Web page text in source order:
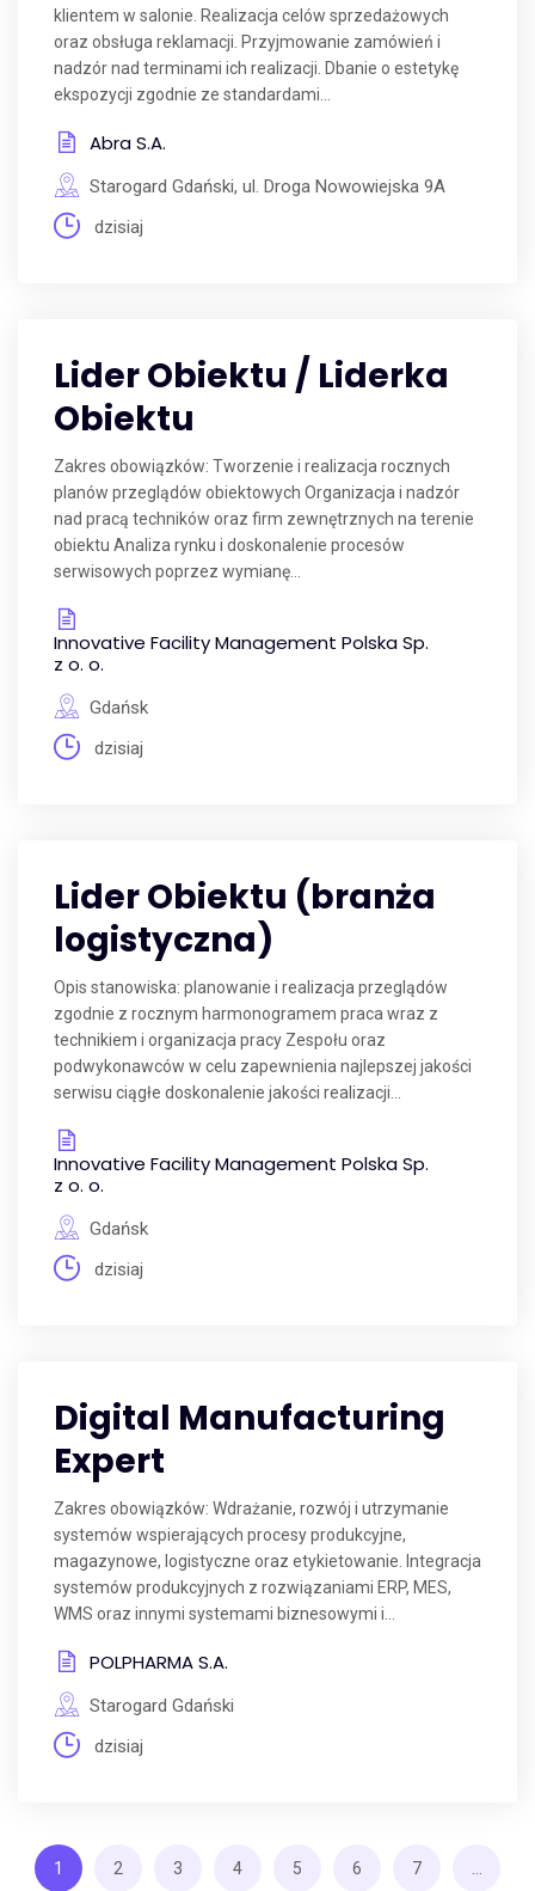
klientem w salonie. Realizacja celów sprzedażowych
oraz obsługa reklamacji. Przyjmowanie zamówień i
nadzór nad terminami ich realizacji. Dbanie o estetykę
ekspozycji zgodnie ze standardami...
Abra S.A.
Starogard Gdański, ul. Droga Nowowiejska 9A
dzisiaj
Lider Obiektu / Liderka
Obiektu
Zakres obowiązków: Tworzenie i realizacja rocznych
planów przeglądów obiektowych Organizacja i nadzór
nad pracą techników oraz firm zewnętrznych na terenie
obiektu Analiza rynku i doskonalenie procesów
serwisowych poprzez wymianę...
Innovative Facility Management Polska Sp.
z o. o.
Gdańsk
dzisiaj
Lider Obiektu (branża
logistyczna)
Opis stanowiska: planowanie i realizacja przeglądów
zgodnie z rocznym harmonogramem praca wraz z
technikiem i organizacja pracy Zespołu oraz
podwykonawców w celu zapewnienia najlepszej jakości
serwisu ciągłe doskonalenie jakości realizacji...
Innovative Facility Management Polska Sp.
z o. o.
Gdańsk
dzisiaj
Digital Manufacturing
Expert
Zakres obowiązków: Wdrażanie, rozwój i utrzymanie
systemów wspierających procesy produkcyjne,
magazynowe, logistyczne oraz etykietowanie. Integracja
systemów produkcyjnych z rozwiązaniami ERP, MES,
WMS oraz innymi systemami biznesowymi i...
POLPHARMA S.A.
Starogard Gdański
dzisiaj
1 2 3 4 5 6 7